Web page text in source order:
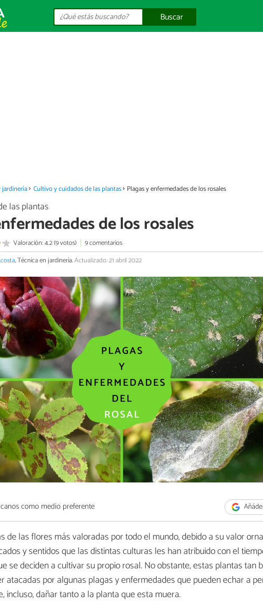
Buscar
jardinería Cultivo y cuidados de las plantas Plagas y enfermedades de los rosales
las plantas
de los rosales
Valoración: 4.2 (9 votos)
9 comentarios
, Técnica en jardinería.Actualizado: 21 abril 2022
como medio preferente
de las flores más valoradas por todo el mundo, debido a su valor
y sentidos que las distintas culturas les han atribuido con el
se deciden a cultivar su propio rosal. No obstante, estas plantas tan
atacadas por algunas plagas y enfermedades que pueden echar a
incluso, dañar tanto a la planta que esta muera.